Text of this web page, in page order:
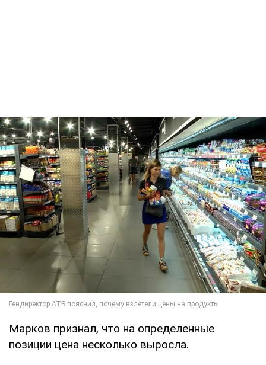
Марков признал, что на определенные
позиции цена несколько выросла.